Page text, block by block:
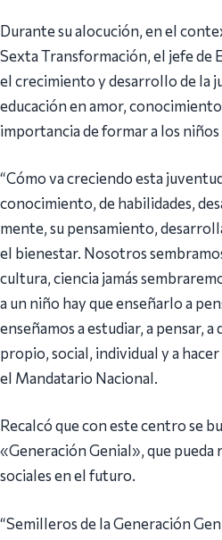
Durante su alocución, en el
Sexta Transformación, el jefe de
el crecimiento y desarrollo de la
educación en amor,
importancia de formar a los
“Cómo va creciendo esta
conocimiento, de habilidades,
mente, su pensamiento,
el bienestar. Nosotros
cultura, ciencia jamás
a un niño hay que enseñarlo a
enseñamos a estudiar, a pensar,
propio, social, individual y a
el Mandatario Nacional.
Recalcó que con este centro se
«Generación Genial», que
sociales en el futuro.
“Semilleros de la Generación